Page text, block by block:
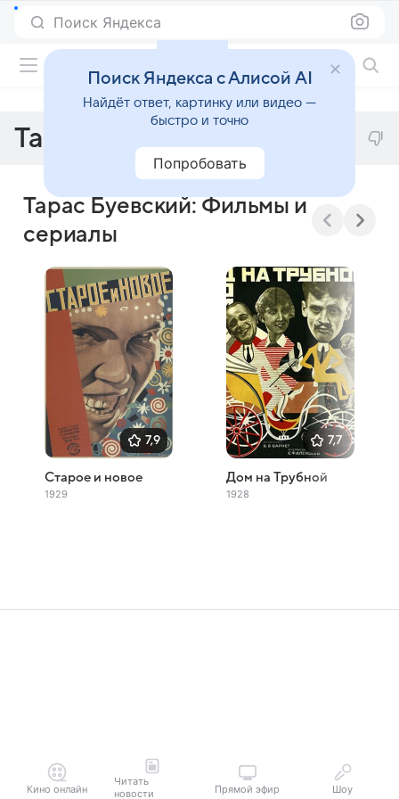
Поиск Яндекса
Тарас Буевский
Тарас Буевский: Фильмы и
сериалы
7,9
Старое и новое
1929
7,7
Дом на Трубной
1928
Кино онлайн
Читать
новости
Прямой эфир Шоу
Поиск Яндекса с Алисой AI
Найдёт ответ, картинку или видео —
быстро и точно
Попробовать